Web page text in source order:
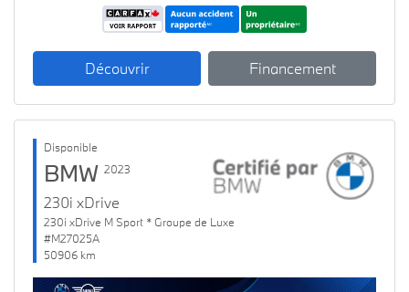
Découvrir Financement
Disponible
BMW 2023
230i xDrive
230i xDrive M Sport * Groupe de Luxe
#M27025A
50906 km